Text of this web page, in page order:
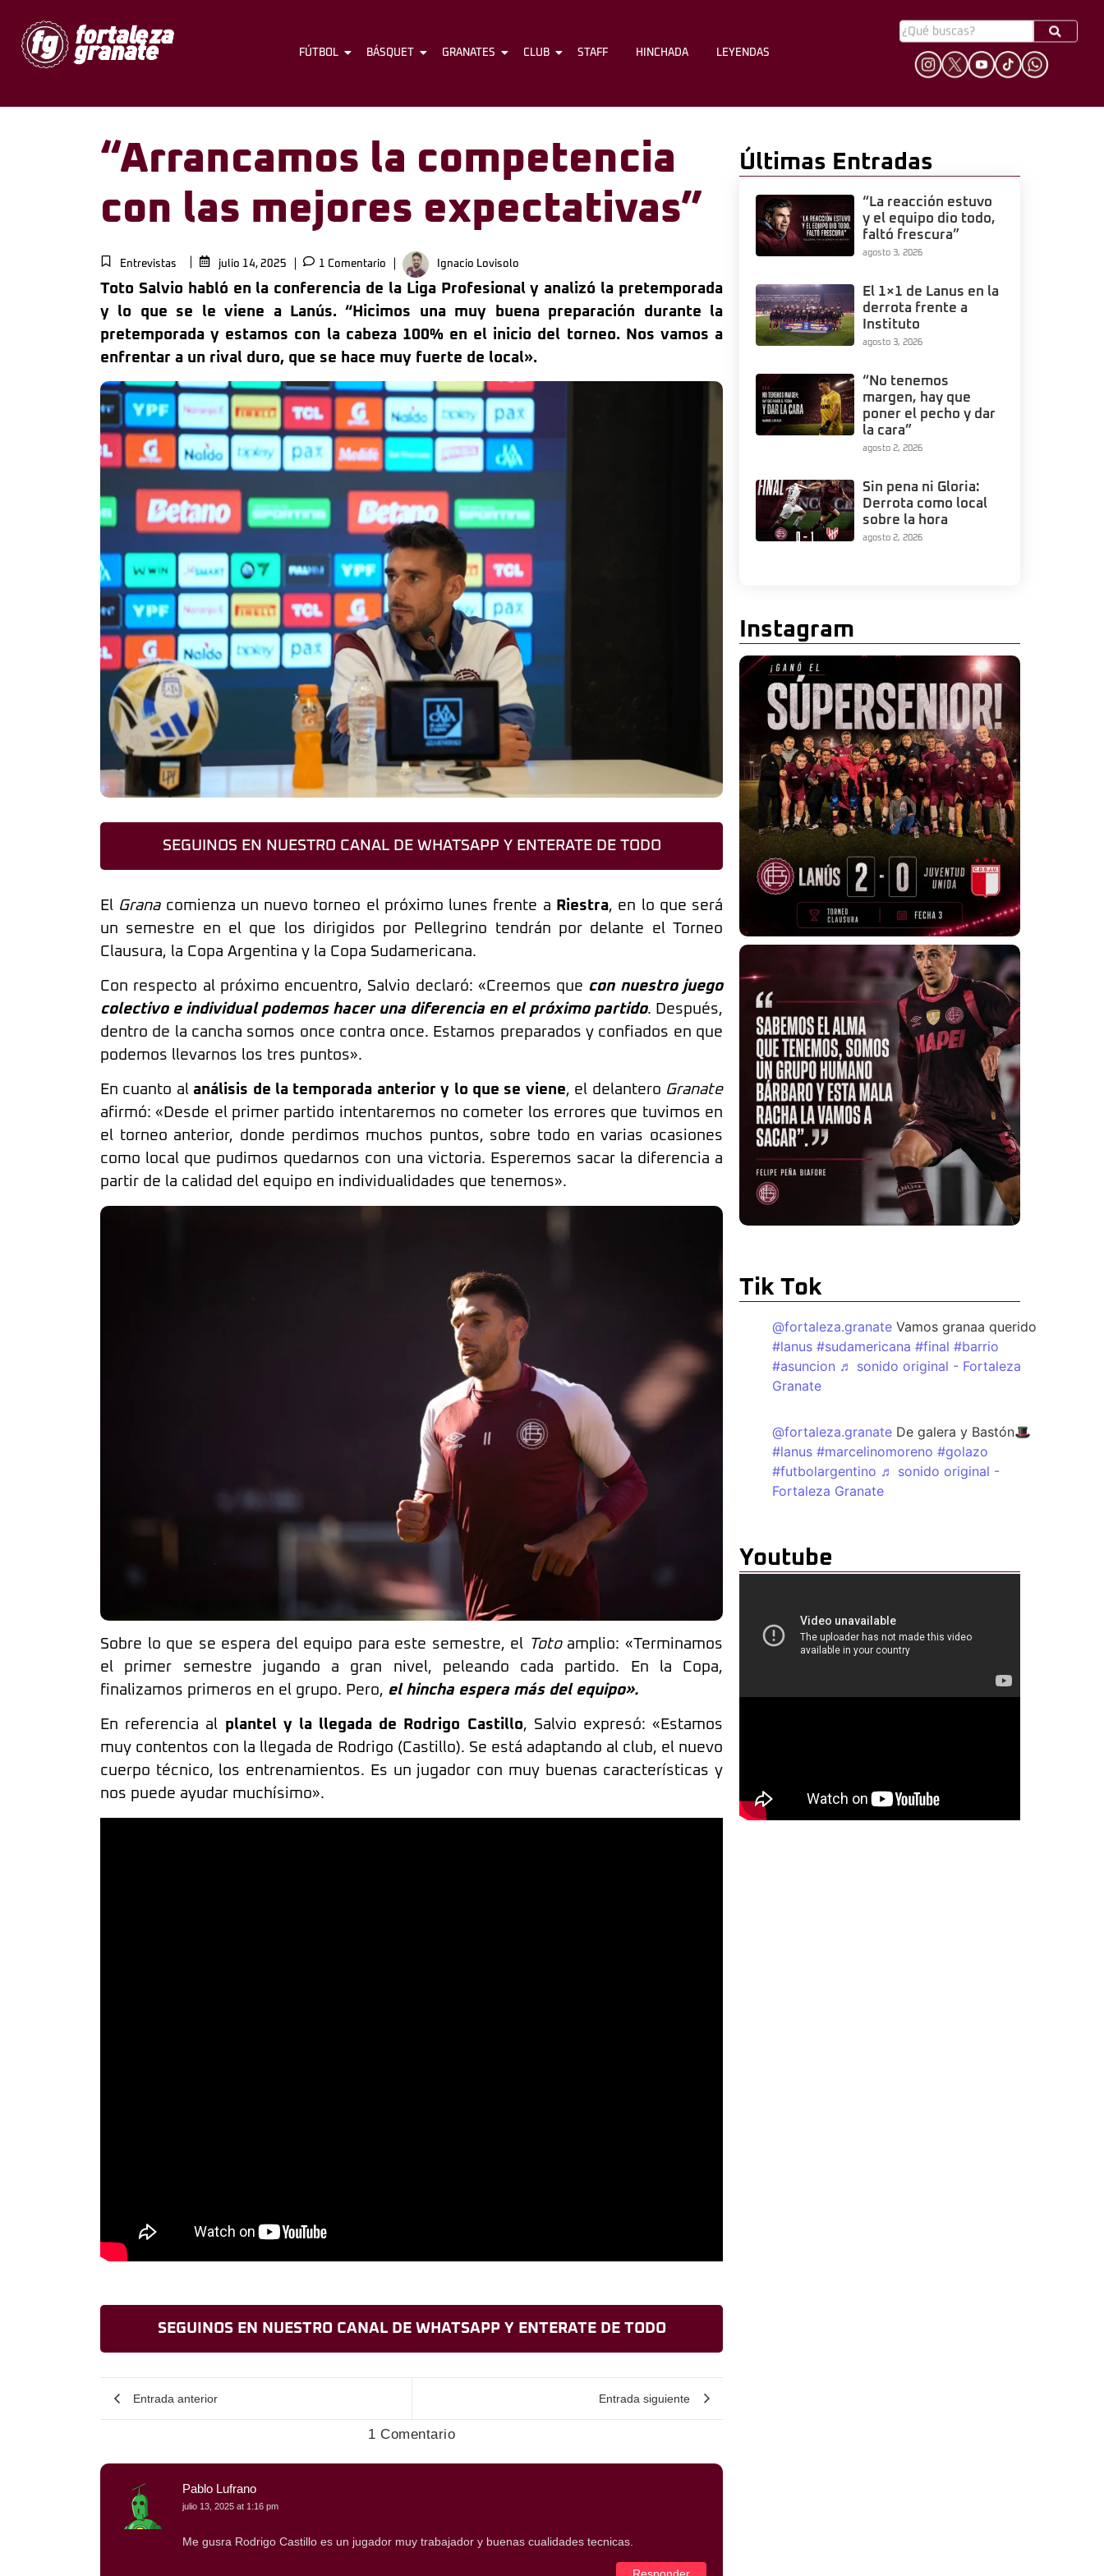
FÚTBOL BÁSQUET GRANATES CLUB STAFF HINCHADA
FÚTBOL BÁSQUET GRANATES CLUB STAFF HINCHADA LEYENDAS
“Arrancamos la competencia
con las mejores expectativas”
Entrevistas julio 14, 2025 1 Comentario Ignacio Lovisolo
Toto Salvio habló en la conferencia de la Liga Profesional y analizó la pretemporada
y lo que se le viene a Lanús. “Hicimos una muy buena preparación durante la
pretemporada y estamos con la cabeza 100% en el inicio del torneo. Nos vamos a
enfrentar a un rival duro, que se hace muy fuerte de local».
SEGUINOS EN NUESTRO CANAL DE WHATSAPP Y ENTERATE DE TODO
El Granacomienza un nuevo torneo el próximo lunes frente a Riestra, en lo que será
un semestre en el que los dirigidos por Pellegrino tendrán por delante el Torneo
Clausura, la Copa Argentina y la Copa Sudamericana.
Con respecto al próximo encuentro, Salvio declaró: «Creemos que con nuestro juego
colectivo e individual podemos hacer una diferencia en el próximo partido. Después,
dentro de la cancha somos once contra once. Estamos preparados y confiados en que
podemos llevarnos los tres puntos».
En cuanto al análisis de la temporada anterior y lo que se viene, el delantero Granate
afirmó: «Desde el primer partido intentaremos no cometer los errores que tuvimos en
el torneo anterior, donde perdimos muchos puntos, sobre todo en varias ocasiones
como local que pudimos quedarnos con una victoria. Esperemos sacar la diferencia a
partir de la calidad del equipo en individualidades que tenemos».
Sobre lo que se espera del equipo para este semestre, el Totoamplio: «Terminamos
el primer semestre jugando a gran nivel, peleando cada partido. En la Copa,
finalizamos primeros en el grupo. Pero, el hincha espera más del equipo».
En referencia al plantel y la llegada de Rodrigo Castillo, Salvio expresó: «Estamos
muy contentos con la llegada de Rodrigo (Castillo). Se está adaptando al club, el nuevo
cuerpo técnico, los entrenamientos. Es un jugador con muy buenas características y
nos puede ayudar muchísimo».
SEGUINOS EN NUESTRO CANAL DE WHATSAPP Y ENTERATE DE TODO
Entrada anterior Entrada siguiente
1 Comentario
Pablo Lufrano
julio 13, 2025 at 1:16 pm
Me gusra Rodrigo Castillo es un jugador muy trabajador y buenas cualidades tecnicas.
Últimas Entradas
“La reacción estuvo
y el equipo dio todo,
faltó frescura”
agosto 3, 2026
El 1×1 de Lanus en la
derrota frente a
Instituto
agosto 3, 2026
“No tenemos
margen, hay que
poner el pecho y dar
la cara”
agosto 2, 2026
Sin pena ni Gloria:
Derrota como local
sobre la hora
agosto 2, 2026
Instagram
Tik Tok
@fortaleza.granate Vamos granaa querido
#lanus #sudamericana #final #barrio
#asuncion ♬ sonido original - Fortaleza
Granate
@fortaleza.granate De galera y Bastón🎩
#lanus #marcelinomoreno #golazo
#futbolargentino ♬ sonido original -
Fortaleza Granate
Youtube